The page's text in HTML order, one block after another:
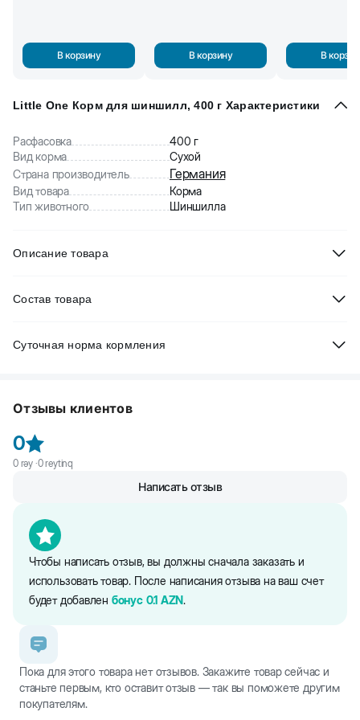
В корзину В корзину В
Little One Корм для шиншилл, 400 г Характеристики
Расфасовка
400 г
Вид корма
Сухой
Страна производитель
Германия
Вид товара
Корма
Тип животного
Шиншилла
Описание товара
протеинов, жиров, углеводов, витаминов и минералов для
Состав товара
плющеный горох, морковь сушеная, кэроб, хлопья кукурузные,
Пищевая ценность: Белки 16,3%, Жиры 3,9%, Клетчатка 16%, Зола
7,4%, Кальций 1,0%, Фосфор 0,6%.
непосредственно на упаковке.
Суточная норма кормления
Следите, чтобы у шиншиллы всегда была свежая вода и сено.
Отзывы клиентов
0
0rəy ·0reytinq
Чтобы написать отзыв, вы должны сначала заказать и
использовать товар. После написания отзыва на ваш счет
будет добавлен бонус 0.1 AZN.
Написать отзыв
Пока для этого товара нет отзывов. Закажите товар сейчас и
станьте первым, кто оставит отзыв — так вы поможете другим
покупателям.